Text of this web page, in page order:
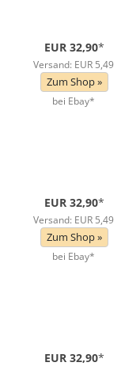
EUR 32,90*
Versand: EUR 5,49
Zum Shop »
bei Ebay*
EUR 32,90*
Versand: EUR 5,49
Zum Shop »
bei Ebay*
EUR 32,90*